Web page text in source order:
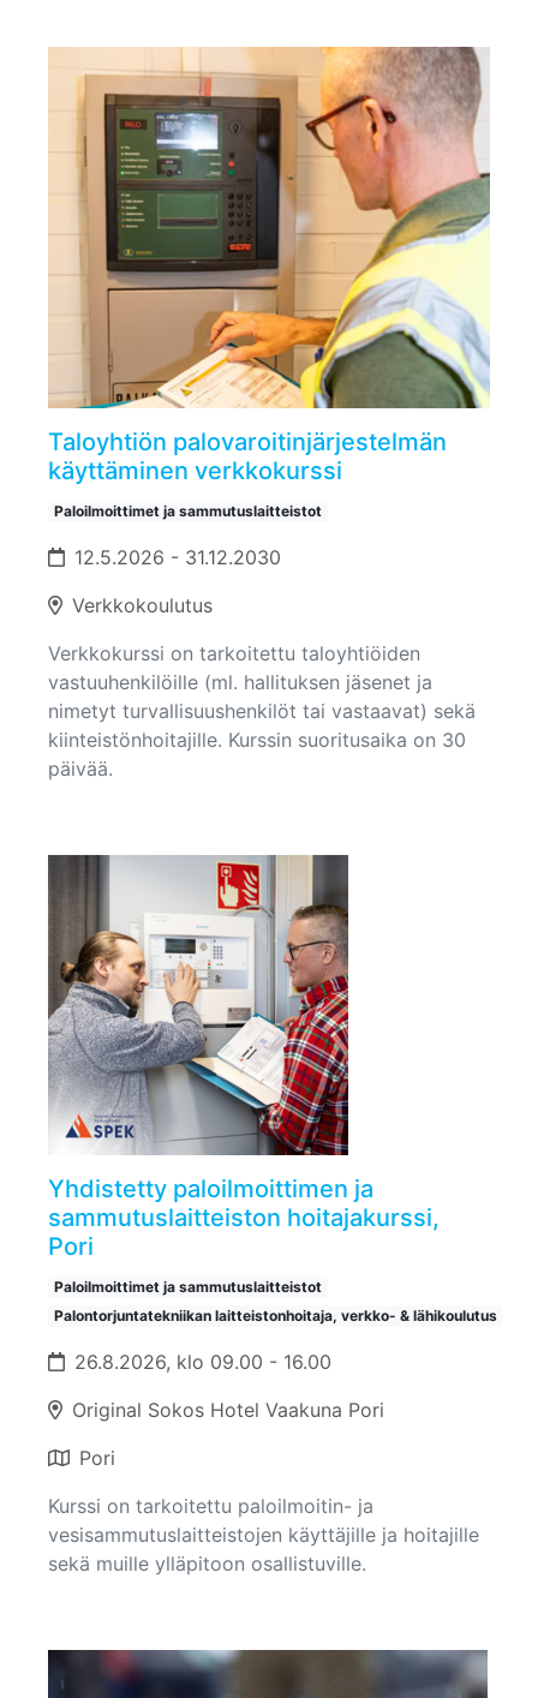
Taloyhtiön palovaroitinjärjestelmän
käyttäminen verkkokurssi
Paloilmoittimet ja sammutuslaitteistot
12.5.2026 - 31.12.2030
Verkkokoulutus
Verkkokurssi on tarkoitettu taloyhtiöiden
vastuuhenkilöille (ml. hallituksen jäsenet ja
nimetyt turvallisuushenkilöt tai vastaavat) sekä
kiinteistönhoitajille. Kurssin suoritusaika on 30
päivää.
Yhdistetty paloilmoittimen ja
sammutuslaitteiston hoitajakurssi,
Pori
Paloilmoittimet ja sammutuslaitteistot
Palontorjuntatekniikan laitteistonhoitaja, verkko- & lähikoulutus
26.8.2026, klo 09.00 - 16.00
Original Sokos Hotel Vaakuna Pori
Pori
Kurssi on tarkoitettu paloilmoitin- ja
vesisammutuslaitteistojen käyttäjille ja hoitajille
sekä muille ylläpitoon osallistuville.